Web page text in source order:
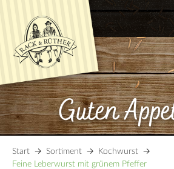
Übersicht
Ahle Wurst & Rohwurst
Kochwurst
Brühwurst
Guten
Start Sortiment
Kochwurst
Feine Leberwurst mit grünem Pfeffer